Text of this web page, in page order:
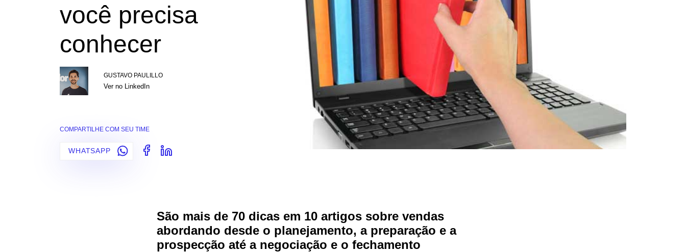
você precisa
conhecer
GUSTAVO PAULILLO
Ver no LinkedIn
COMPARTILHE COM SEU TIME
WHATSAPP
São mais de 70 dicas em 10 artigos sobre vendas
abordando desde o planejamento, a preparação e a
prospecção até a negociação e o fechamento